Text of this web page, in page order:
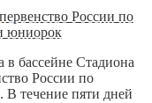
России по
юниорок
в бассейне Стадиона
России по
течение пяти дней